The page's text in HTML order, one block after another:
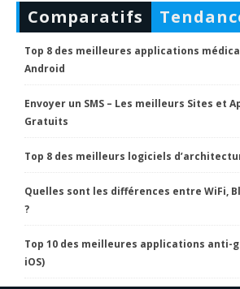
Comparatifs
Top 8 des meilleures applications
Android
Envoyer un SMS – Les meilleurs Sites et
Gratuits
Top 8 des meilleurs logiciels
Quelles sont les différences entre WiFi,
?
Top 10 des meilleures applications anti-
iOS)